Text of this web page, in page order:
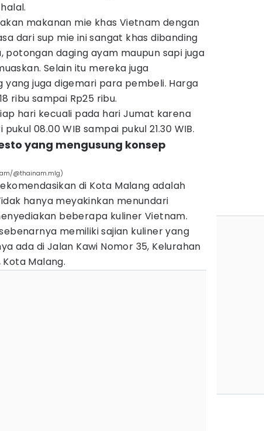
makanan mie khas Vietnam dengan
dari sup mie ini sangat khas dibanding
potongan daging ayam maupun sapi juga
Selain itu mereka juga
yang juga digemari para pembeli. Harga
ribu sampai Rp25 ribu.
hari kecuali pada hari Jumat karena
08.00 WIB sampai pukul 21.30 WIB.
yang mengusung konsep
@thainam.mlg)
di Kota Malang adalah
hanya meyakinkan menundari
beberapa kuliner Vietnam.
memiliki sajian kuliner yang
ada di Jalan Kawi Nomor 35, Kelurahan
Malang.